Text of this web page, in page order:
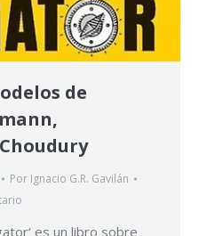
de
Por Ignacio G.R. Gavilán
es un libro sobre